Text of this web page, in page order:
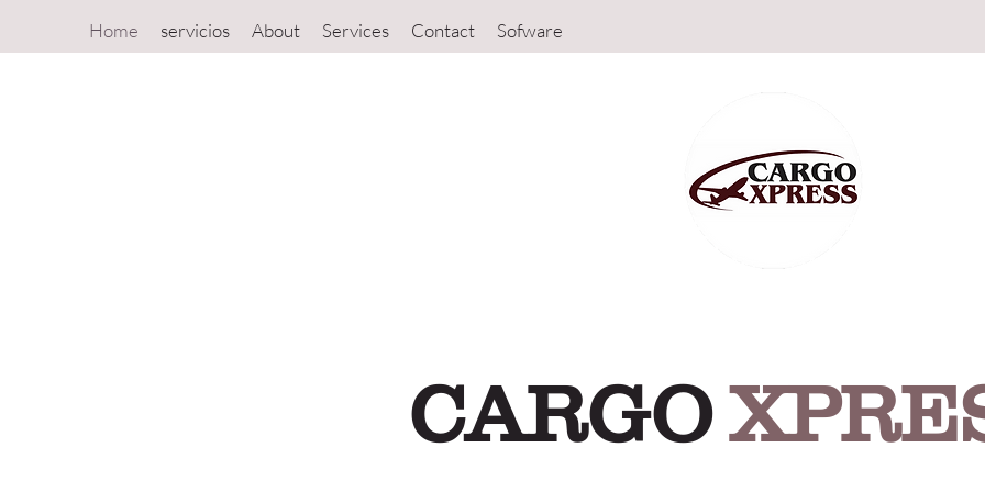
Home servicios About Services Contact Sofware
CARGO